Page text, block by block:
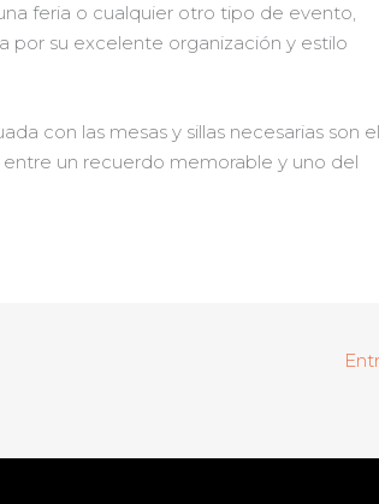
feria o cualquier otro tipo de evento,
por su excelente organización y estilo
con las mesas y sillas necesarias son el
un recuerdo memorable y uno del